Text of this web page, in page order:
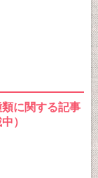
に関する記事
）